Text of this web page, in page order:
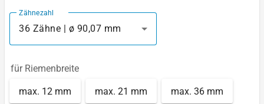
Zähnezahl
36 Zähne | ø 90,07 mm
für Riemenbreite
max. 12 mm max. 21 mm max. 36 mm